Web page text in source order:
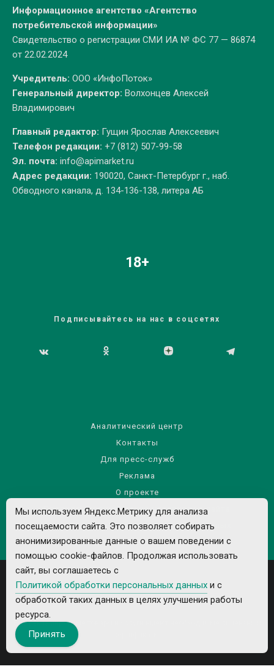
Информационное агентство «Агентство
потребительской информации»
Свидетельство о регистрации СМИ ИА № ФС 77 — 86874
от 22.02.2024
Учредитель: ООО «ИнфоПоток»
Генеральный директор: Волхонцев Алексей
Владимирович
Главный редактор: Гущин Ярослав Алексеевич
Телефон редакции: +7 (812) 507-99-58
Эл. почта: info@apimarket.ru
Адрес редакции: 190020, Санкт-Петербург г., наб.
Обводного канала, д. 134-136-138, литера АБ
18+
Подписывайтесь на нас в соцсетях
Аналитический центр
Контакты
Для пресс-служб
Реклама
О проекте
Правила использования материалов сайта
Политика обработки персональных данных
Все рекламируемые товары и услуги имеют необходимые лицензии и
Мы используем Яндекс.Метрику для анализа
посещаемости сайта. Это позволяет собирать
анонимизированные данные о вашем поведении с
помощью cookie-файлов. Продолжая использовать
сайт, вы соглашаетесь с
Политикой обработки персональных данных и с
обработкой таких данных в целях улучшения работы
ресурса.
Принять